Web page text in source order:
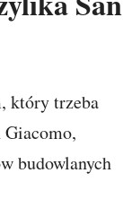
który trzeba
budowlanych